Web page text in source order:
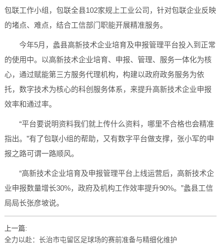
包联工作小组，包联全县102家规上工业公司，针对包联企业反映
的堵点、难点，结合工信部门职能开展精准服务。
今年5月，蠡县高新技术企业培育及申报管理平台投入到正常
的使用中。以高新技术企业培育、申报、管理、服务一体化为核
心，通过赋能第三方服务代理机构，构建以政府政务服务为依
托，数字技术为核心的科创服务体系，来提升高新技术企业申报
效率和通过率。
“平台要说明资料我们就上传什么资料，哪里不合格也会精准
指出。”有了包联小组的帮助，又有数字平台做支撑，张小军的申
报之路可谓一路顺风。
“高新技术企业培育及申报管理平台上线运营后，高新技术企
业申报数量增长30%，政府及机构工作效率提升90%。”蠡县工信
局局长张彦坡说。
上一篇:
全力以赴：长治市屯留区足球场的赛前准备与精细化维护